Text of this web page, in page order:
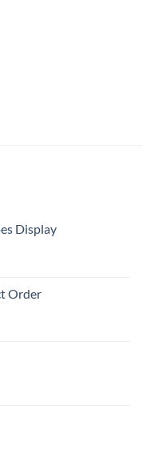
Display
Order